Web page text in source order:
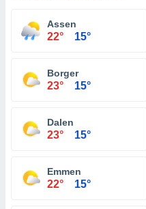
Assen
22° 15°
Borger
23° 15°
Dalen
23° 15°
Emmen
22° 15°